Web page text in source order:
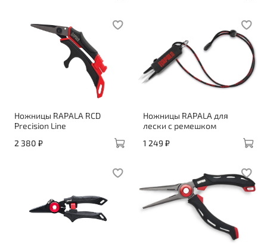
Ножницы RAPALA RCD
Precision Line
2 380 ₽
Ножницы RAPALA для
лески с ремешком
1 249 ₽